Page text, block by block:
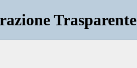
Trasparente